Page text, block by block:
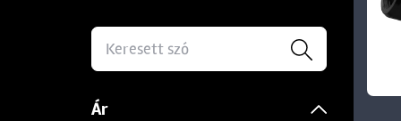
Ár